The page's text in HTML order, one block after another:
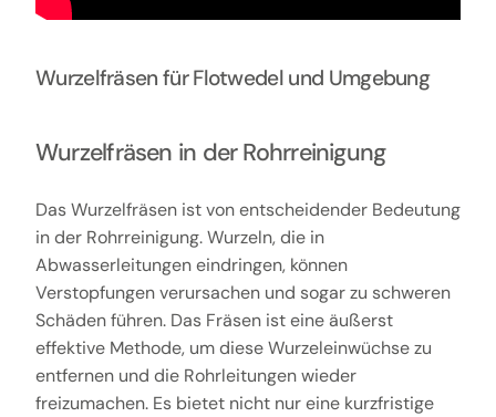
Wurzelfräsen für Flotwedel und Umgebung
Wurzelfräsen in der Rohrreinigung
Das Wurzelfräsen ist von entscheidender Bedeutung
in der Rohrreinigung. Wurzeln, die in
Abwasserleitungen eindringen, können
Verstopfungen verursachen und sogar zu schweren
Schäden führen. Das Fräsen ist eine äußerst
effektive Methode, um diese Wurzeleinwüchse zu
entfernen und die Rohrleitungen wieder
freizumachen. Es bietet nicht nur eine kurzfristige